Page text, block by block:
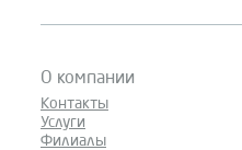
О компании
Контакты
Услуги
Филиалы